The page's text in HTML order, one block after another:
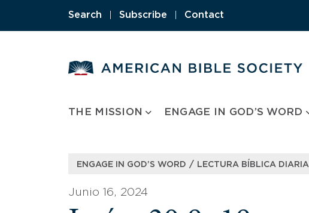
Search Subscribe Contact
THE MISSION ENGAGE IN GOD’S WORD
ENGAGE IN GOD’S WORD / LECTURA BÍBLICA DIARIA
Junio 16, 2024